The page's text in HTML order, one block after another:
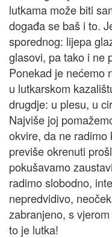
lutkama može biti
događa se baš i to.
sporednog: lijepa
glasovi, pa tako i ne
Ponekad je nećemo
u lutkarskom
drugdje: u plesu, u
Najviše joj
okvire, da ne
previše okrenuti
pokušavamo
radimo slobodno,
nepredvidivo,
zabranjeno, s
to je lutka!